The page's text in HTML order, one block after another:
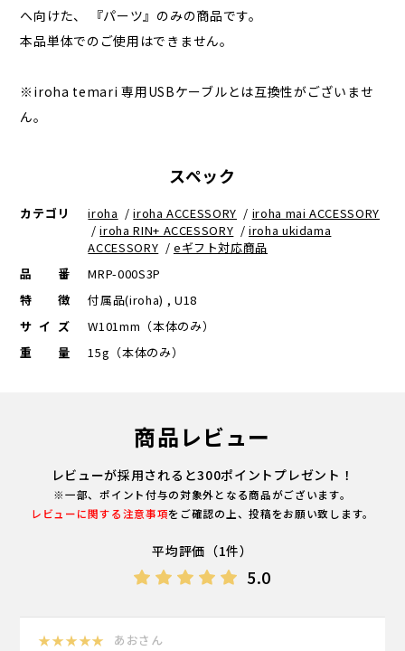
へ向けた、 『パーツ』のみの商品です。
本品単体でのご使用はできません。
※iroha temari 専用USBケーブルとは互換性がございませ
ん。
スペック
カテゴリ iroha /iroha ACCESSORY / iroha mai ACCESSORY
/iroha RIN+ ACCESSORY / iroha ukidama
ACCESSORY / eギフト対応商品
品番
MRP-000S3P
特徴
付属品(iroha) , U18
サイズ
W101mm（本体のみ）
重量
15g（本体のみ）
商品レビュー
レビューが採用されると300ポイントプレゼント！
※一部、ポイント付与の対象外となる商品がございます。
レビューに関する注意事項をご確認の上、投稿をお願い致します。
平均評価（1件）
5.0
★★★★★ あおさん